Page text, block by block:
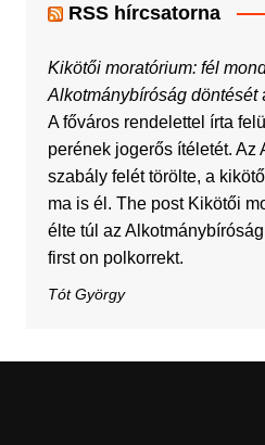
RSS hírcsatorna
Kikötői moratórium: fél
Alkotmánybíróság döntését
A főváros rendelettel írta
perének jogerős ítéletét. Az
szabály felét törölte, a
ma is él. The post Kikötői
élte túl az
first on polkorrekt.
Tót György